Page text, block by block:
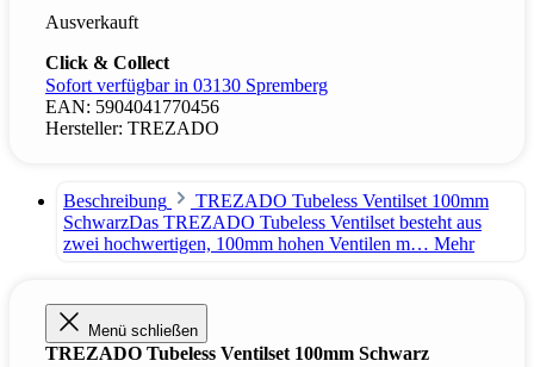
Ausverkauft
Click & Collect
Sofort verfügbar in 03130 Spremberg
EAN: 5904041770456
Hersteller: TREZADO
Beschreibung
TREZADO Tubeless Ventilset 100mm
SchwarzDas TREZADO Tubeless Ventilset besteht aus
zwei hochwertigen, 100mm hohen Ventilen m… Mehr
Menü schließen
TREZADO Tubeless Ventilset 100mm Schwarz